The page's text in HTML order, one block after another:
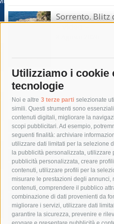
Utilizziamo i cookie
tecnologie
Noi e altre 3 terze parti selezionate
simili. Questi strumenti sono
contenuti digitali, migliorare la
scopi pubblicitari. Ad esempio,
seguenti finalità: archiviare
utilizzare dati limitati per la selezione
la pubblicità personalizzata, utilizzare
pubblicità personalizzata, creare
contenuti, utilizzare profili per la
misurare le prestazioni degli annunci,
contenuti, comprendere il pubblico
combinazione di dati provenienti da
migliorare i servizi, utilizzare dati
garantire la sicurezza, prevenire e
Sorrento. Blitz
– video –
Tag
acqua allerta meteo
anas
area marina protetta di punta
Asl Napoli 3 sud
capitaneria di
castellammare di stabia
comune di sorrento
concerto
costiera amalfitana
covid-19
fondazione sorrento
gori